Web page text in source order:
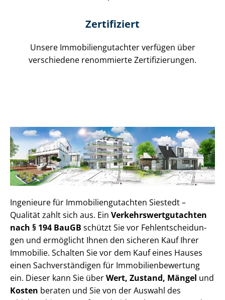
Zertifiziert
Unsere Immobilien­gutachter verfügen über
verschiedene renommierte Zer­ti­fi­zie­run­gen.
Ingenieure für Im­mo­bi­li­en­gut­ach­ten Siestedt –
Qualität zahlt sich aus. Ein Ver­kehrs­wert­gut­ach­ten
nach § 194 BauGB schützt Sie vor Fehl­ent­schei­dun­
gen und ermöglicht Ihnen den sicheren Kauf Ihrer
Immobilie. Schalten Sie vor dem Kauf eines Hauses
einen Sach­ver­stän­di­gen für Im­mo­bi­li­en­be­wer­tung
ein. Dieser kann Sie überWert, Zustand, Mängel und
Kosten beraten und Sie von der Auswahl des